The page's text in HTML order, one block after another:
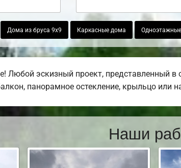
Дома из бруса 9х9 Каркасные дома
Любой эскизный проект, представленный
панорамное остекление, крыльцо или
Наши